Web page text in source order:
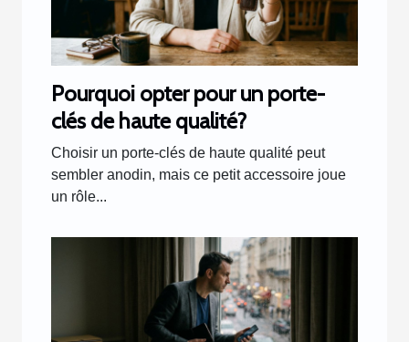
Pourquoi opter pour un porte-
clés de haute qualité?
Choisir un porte-clés de haute qualité peut
sembler anodin, mais ce petit accessoire joue
un rôle...